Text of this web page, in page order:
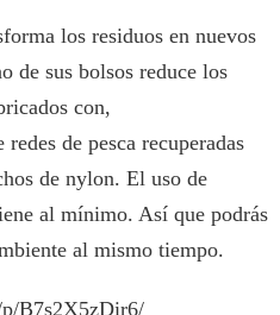
los residuos en nuevos
de sus bolsos reduce los
con,
de pesca recuperadas
de nylon. El uso de
al mínimo. Así que podrás
al mismo tiempo.
B7s2X5zDir6/